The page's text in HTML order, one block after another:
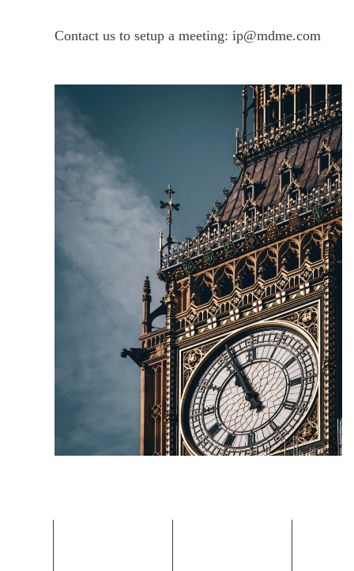
Contact us to setup a meeting:ip@mdme.com